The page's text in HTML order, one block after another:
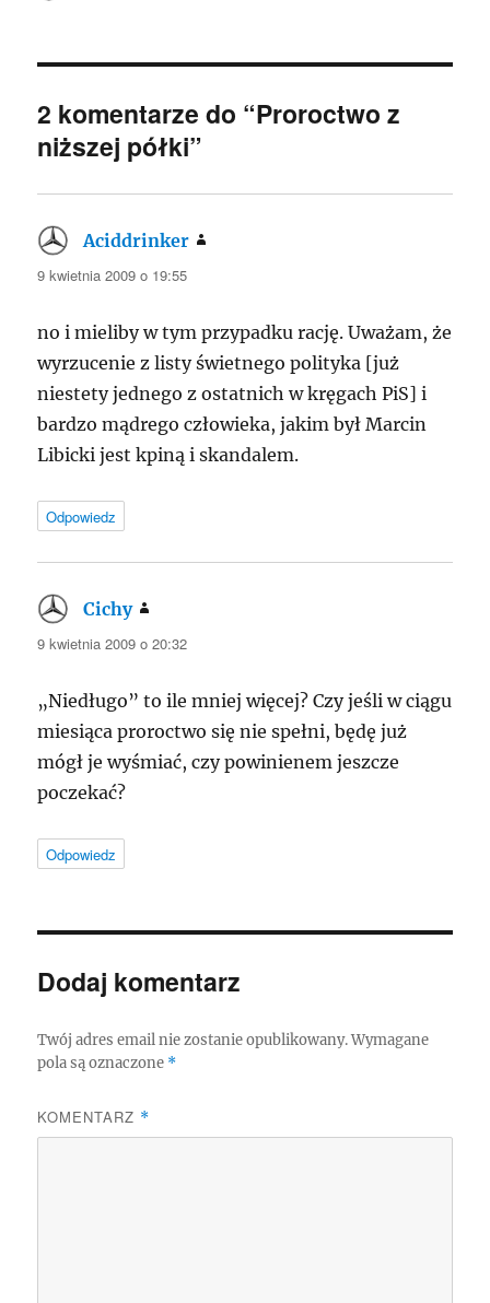
2 komentarze do “Proroctwo z
niższej półki”
Aciddrinker
9 kwietnia 2009 o 19:55
no i mieliby w tym przypadku rację. Uważam, że
wyrzucenie z listy świetnego polityka [już
niestety jednego z ostatnich w kręgach PiS] i
bardzo mądrego człowieka, jakim był Marcin
Libicki jest kpiną i skandalem.
Odpowiedz
Cichy
9 kwietnia 2009 o 20:32
„Niedługo” to ile mniej więcej? Czy jeśli w ciągu
miesiąca proroctwo się nie spełni, będę już
mógł je wyśmiać, czy powinienem jeszcze
poczekać?
Odpowiedz
Dodaj komentarz
Twój adres email nie zostanie opublikowany. Wymagane
pola są oznaczone *
KOMENTARZ *